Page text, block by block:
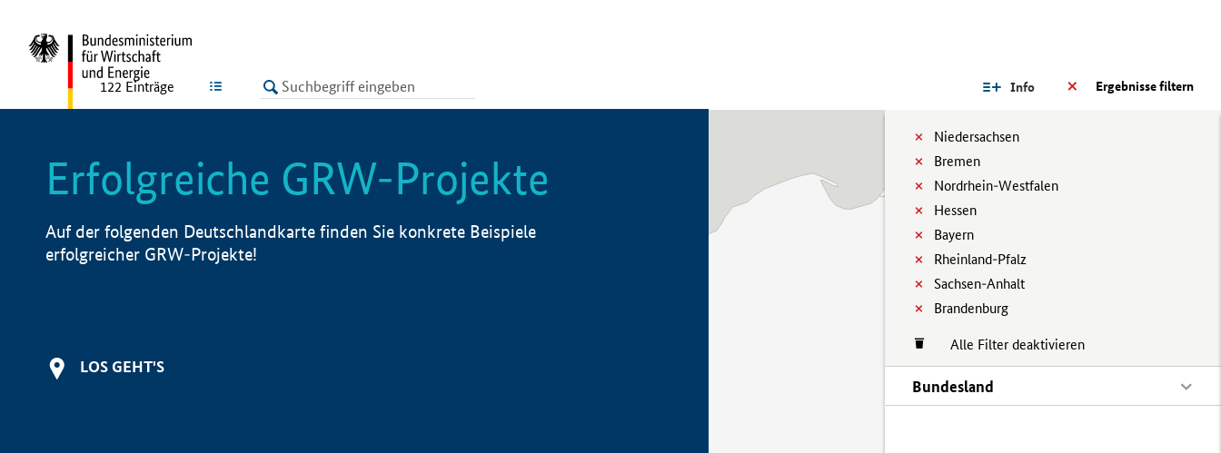
LISTE Ergebnisse filtern
Info
Niedersachsen
Bremen
Nordrhein-Westfalen
Hessen
Bayern
Rheinland-Pfalz
Sachsen-Anhalt
Brandenburg
Alle Filter deaktivieren
Bundesland
122 Einträge
Erfolgreiche GRW-Projekte
Auf der folgenden Deutschlandkarte finden Sie konkrete Beispiele
erfolgreicher GRW-Projekte!
LOS GEHT'S